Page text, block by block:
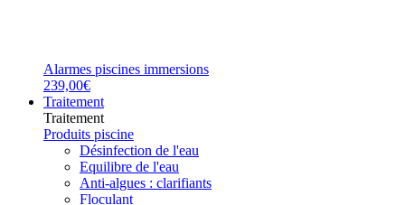
Alarmes piscines immersions
239,00€
Traitement
Traitement
Produits piscine
Désinfection de l'eau
Equilibre de l'eau
Anti-algues : clarifiants
Floculant